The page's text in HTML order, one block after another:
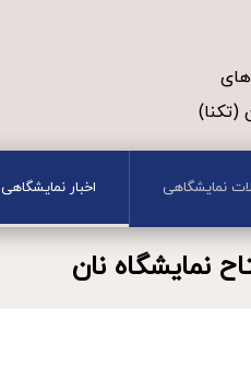
های
(تکنا)
نمایشگاهی اخبار نمایشگاهی
نمایشگاه نان